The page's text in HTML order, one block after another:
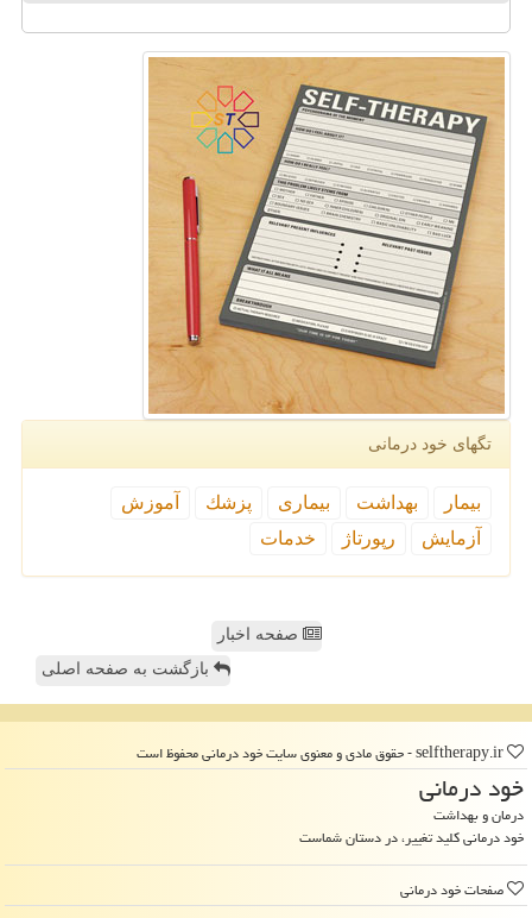
تگهای خود درمانی
بیمار بهداشت بیماری پزشك
آموزش
آزمایش
رپورتاژ خدمات
صفحه اخبار
بازگشت به صفحه اصلی
خود درمانی
درمان و بهداشت
خود درمانی کلید تغییر، در دستان شماست
صفحات خود درمانی